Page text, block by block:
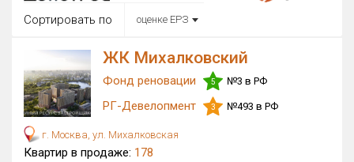
Район в городе
Цена
от
Общая площадь, м²
от
Сортировать по оценке ЕРЗ
ЖК Михалковский
Фонд реновации 5 №3 в РФ
РГ-Девелопмент 3 №493 в РФ
г. Москва, ул. Михалковская
Квартир в продаже: 178